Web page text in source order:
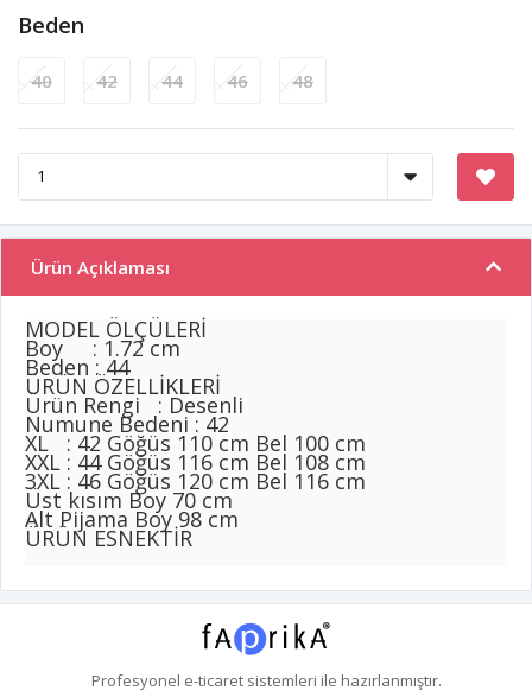
Beden
40 42 44 46 48
Ürün Açıklaması
MODEL ÖLÇÜLERİ
Boy : 1.72 cm
Beden : 44
ÜRÜN ÖZELLİKLERİ
Ürün Rengi : Desenli
Numune Bedeni : 42
XL : 42 Göğüs 110 cm Bel 100 cm
XXL : 44 Göğüs 116 cm Bel 108 cm
3XL : 46 Göğüs 120 cm Bel 116 cm
Üst kısım Boy 70 cm
Alt Pijama Boy 98 cm
ÜRÜN ESNEKTİR
Profesyonel e-ticaretsistemleri ile hazırlanmıştır.